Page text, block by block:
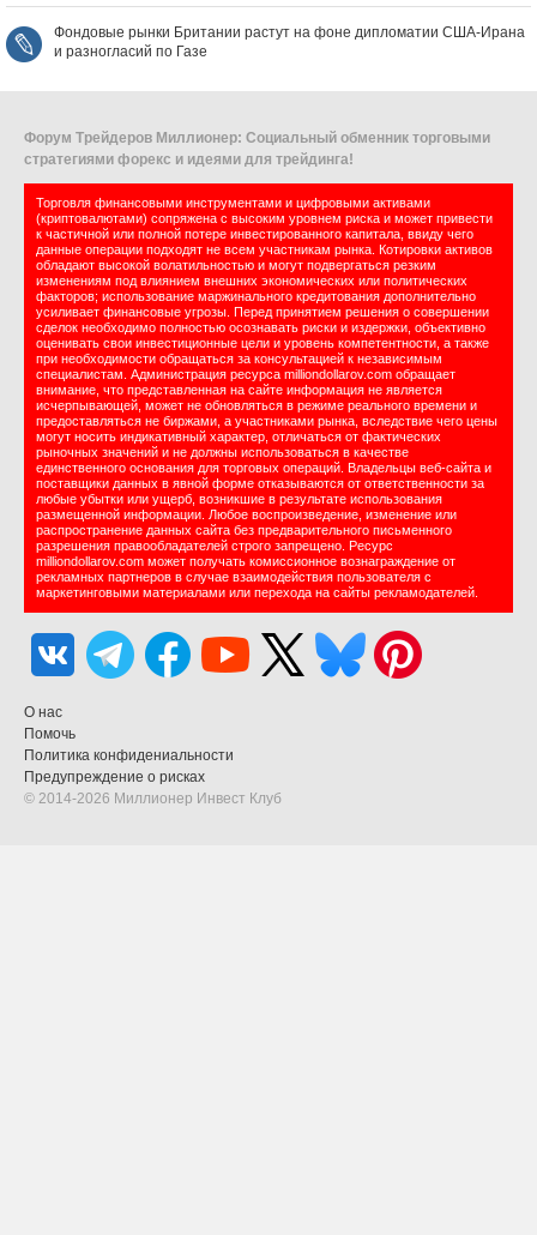
Фондовые рынки Британии растут на фоне дипломатии США‑Ирана
и разногласий по Газе
Форум Трейдеров Миллионер: Социальный обменник торговыми
стратегиями форекс и идеями для трейдинга!
Торговля финансовыми инструментами и цифровыми активами
(криптовалютами) сопряжена с высоким уровнем риска и может привести
к частичной или полной потере инвестированного капитала, ввиду чего
данные операции подходят не всем участникам рынка. Котировки активов
обладают высокой волатильностью и могут подвергаться резким
изменениям под влиянием внешних экономических или политических
факторов; использование маржинального кредитования дополнительно
усиливает финансовые угрозы. Перед принятием решения о совершении
сделок необходимо полностью осознавать риски и издержки, объективно
оценивать свои инвестиционные цели и уровень компетентности, а также
при необходимости обращаться за консультацией к независимым
специалистам. Администрация ресурса milliondollarov.com обращает
внимание, что представленная на сайте информация не является
исчерпывающей, может не обновляться в режиме реального времени и
предоставляться не биржами, а участниками рынка, вследствие чего цены
могут носить индикативный характер, отличаться от фактических
рыночных значений и не должны использоваться в качестве
единственного основания для торговых операций. Владельцы веб-сайта и
поставщики данных в явной форме отказываются от ответственности за
любые убытки или ущерб, возникшие в результате использования
размещенной информации. Любое воспроизведение, изменение или
распространение данных сайта без предварительного письменного
разрешения правообладателей строго запрещено. Ресурс
milliondollarov.com может получать комиссионное вознаграждение от
рекламных партнеров в случае взаимодействия пользователя с
маркетинговыми материалами или перехода на сайты рекламодателей.
О нас
Помочь
Политика конфидениальности
Предупреждение о рисках
© 2014-2026 Миллионер Инвест Клуб